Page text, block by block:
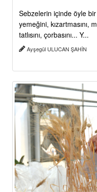
Sebzelerin içinde öyle
yemeğini, kızartmasını,
tatlısını, çorbasını... Y...
Ayşegül ULUCAN ŞAHİN